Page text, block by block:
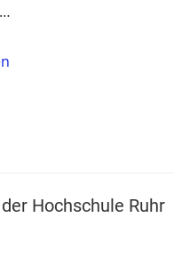
Hochschule Ruhr